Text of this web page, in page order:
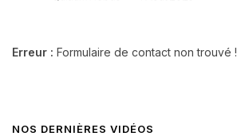
Erreur : Formulaire de contact non trouvé !
NOS DERNIÈRES VIDÉOS